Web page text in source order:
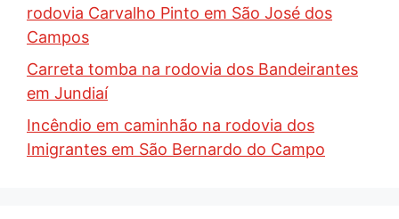
rodovia Carvalho Pinto em São José dos
Campos
Carreta tomba na rodovia dos Bandeirantes
em Jundiaí
Incêndio em caminhão na rodovia dos
Imigrantes em São Bernardo do Campo